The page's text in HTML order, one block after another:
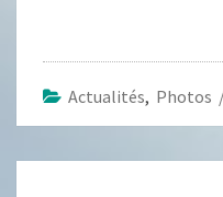
Actualités, Photos